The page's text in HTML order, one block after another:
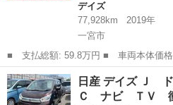
デイズ
77,928km
2019年
一宮市
■ 支払総額: 59.8万円 ■ 車両本体価格： 587,000 円 ■ メーカー
名： 日産 ■ 車種名： デイズルー
セレクション ツートン 後期 両側
Ｖ Ｂｌｕｅｔ...
愛知 一宮市 デイズ
日産 デイズ Ｊ
Ｃ ナビ ＴＶ 衝